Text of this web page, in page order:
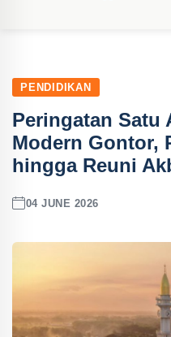
PENDIDIKAN
Peringatan Satu
Modern Gontor,
hingga Reuni
04 JUNE 2026